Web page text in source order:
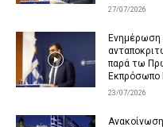
27/07/2026
Ενημέρωση
παρά τω
Εκπρόσωπο
23/07/2026